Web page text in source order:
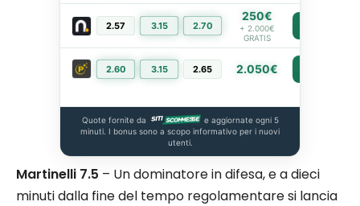
2.57 3.15 2.70
250€
+ 2.000€
GRATIS
2.60 3.15 2.65 2.050€
Quote fornite da
e aggiornate ogni 5
minuti. I bonus sono a scopo informativo per i nuovi
utenti.
Martinelli 7.5 – Un dominatore in difesa, e a dieci
minuti dalla fine del tempo regolamentare si lancia